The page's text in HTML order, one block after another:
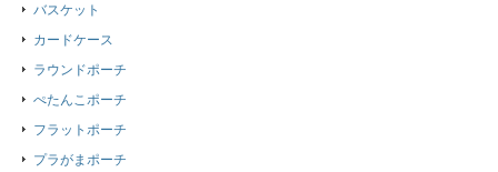
バスケット
カードケース
ラウンドポーチ
ぺたんこポーチ
フラットポーチ
プラがまポーチ